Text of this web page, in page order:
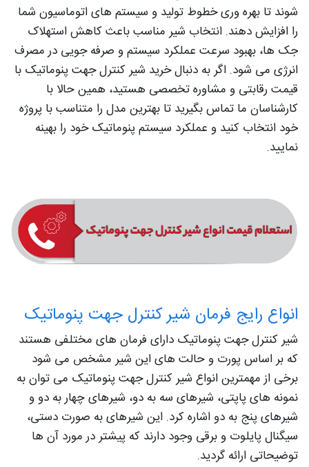
شوند تا بهره‌ وری خطوط تولید و سیستم‌ های اتوماسیون شما
را افزایش دهند. انتخاب شیر مناسب باعث کاهش استهلاک
جک‌ ها، بهبود سرعت عملکرد سیستم و صرفه‌ جویی در مصرف
انرژی می‌ شود. اگر به دنبال خرید شیر کنترل جهت پنوماتیک با
قیمت رقابتی و مشاوره تخصصی هستید، همین حالا با
کارشناسان ما تماس بگیرید تا بهترین مدل را متناسب با پروژه
خود انتخاب کنید و عملکرد سیستم پنوماتیک خود را بهینه
نمایید.
انواع رایج فرمان شیر کنترل جهت پنوماتیک
شیر کنترل جهت پنوماتیک دارای فرمان های مختلفی هستند
که بر اساس پورت و حالت های این شیر مشخص می شود
برخی از مهمترین انواع شیر کنترل جهت پنوماتیک می توان به
نمونه های پاپتی، شیرهای سه به دو، شیرهای چهار به دو و
شیرهای پنج به دو اشاره کرد. این شیرهای به صورت دستی،
سیگنال پایلوت و برقی وجود دارند که پیشتر در مورد آن ها
توضیحاتی ارائه گردید.